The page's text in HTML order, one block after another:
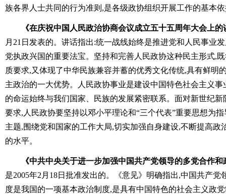
族各界人士共同的行为准则,是各级政协组织开展工作的基本
《在庆祝中国人民政治协商会议成立五十五周年大会上的
月21日发表的。讲话指出:统一战线始终是推进党和人民事业
党执政兴国的重要法宝。坚持和完善人民政协这种民主形式,
质要求,又体现了中华民族兼容并蓄的优秀文化传统,具有鲜明
主政治的一大优势。人民政协事业是建设中国特色社会主义
的命运始终与我们国家、民族的发展紧密联系。面对新世纪
要求,人民政协要坚持以邓小平理论和“三个代表”重要思想为
主题,围绕党和国家的工作大局,切实加强自身建设,不断提高政
的水平。
《中共中央关于进一步加强中国共产党领导的多党合作
是2005年2月18日批准发出的。《意见》明确指出,中国共产
度是我国的一项基本政治制度,是具有中国特色的社会主义政